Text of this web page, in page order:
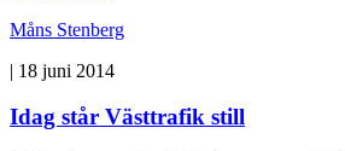
Måns Stenberg
| 18 juni 2014
Idag står Västtrafik still